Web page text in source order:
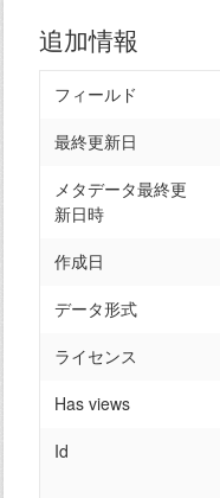
追加情報
フィールド
最終更新日
メタデータ最終更
新日時
作成日
データ形式
ライセンス
Has views
Id